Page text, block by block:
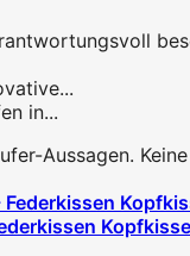
in...
Aussagen.